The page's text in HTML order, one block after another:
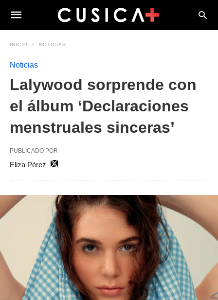
INICIO NOTICIAS
Noticias
Lalywood sorprende con
el álbum ‘Declaraciones
menstruales sinceras’
PUBLICADO POR
Eliza Pérez